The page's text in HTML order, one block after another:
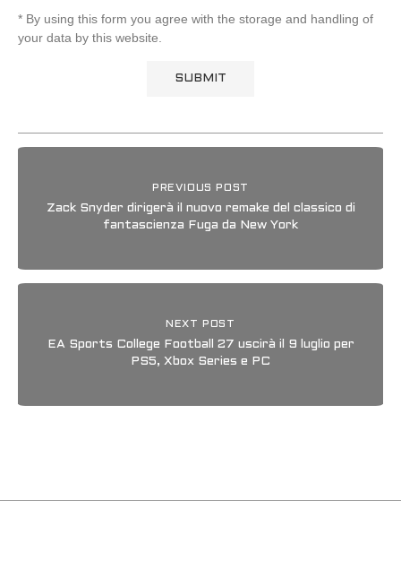
* By using this form you agree with the storage and handling of
your data by this website.
PREVIOUS POST
Zack Snyder dirigerà il nuovo remake del classico di
fantascienza Fuga da New York
NEXT POST
EA Sports College Football 27 uscirà il 9 luglio per
PS5, Xbox Series e PC